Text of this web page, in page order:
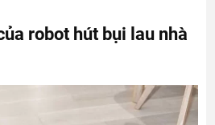
robot hút bụi lau nhà